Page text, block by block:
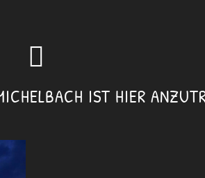
IST HIER